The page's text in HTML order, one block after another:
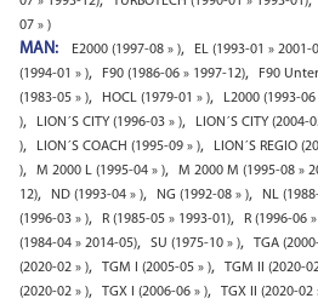
07 » )
MAN: E2000 (1997-08 » ), EL (1993-01 » 2001-
(1994-01 » ), F90 (1986-06 » 1997-12), F90
(1983-05 » ), HOCL (1979-01 » ), L2000 (1993-06
), LION´S CITY (1996-03 » ), LION´S CITY (2004-
), LION´S COACH (1995-09 » ), LION´S REGIO
), M 2000 L (1995-04 » ), M 2000 M (1995-08 »
12), ND (1993-04 » ), NG (1992-08 » ), NL
(1996-03 » ), R (1985-05 » 1993-01), R (1996-06
(1984-04 » 2014-05), SU (1975-10 » ), TGA
(2020-02 » ), TGM I (2005-05 » ), TGM II (2020-
(2020-02 » ), TGX I (2006-06 » ), TGX II (2020-02